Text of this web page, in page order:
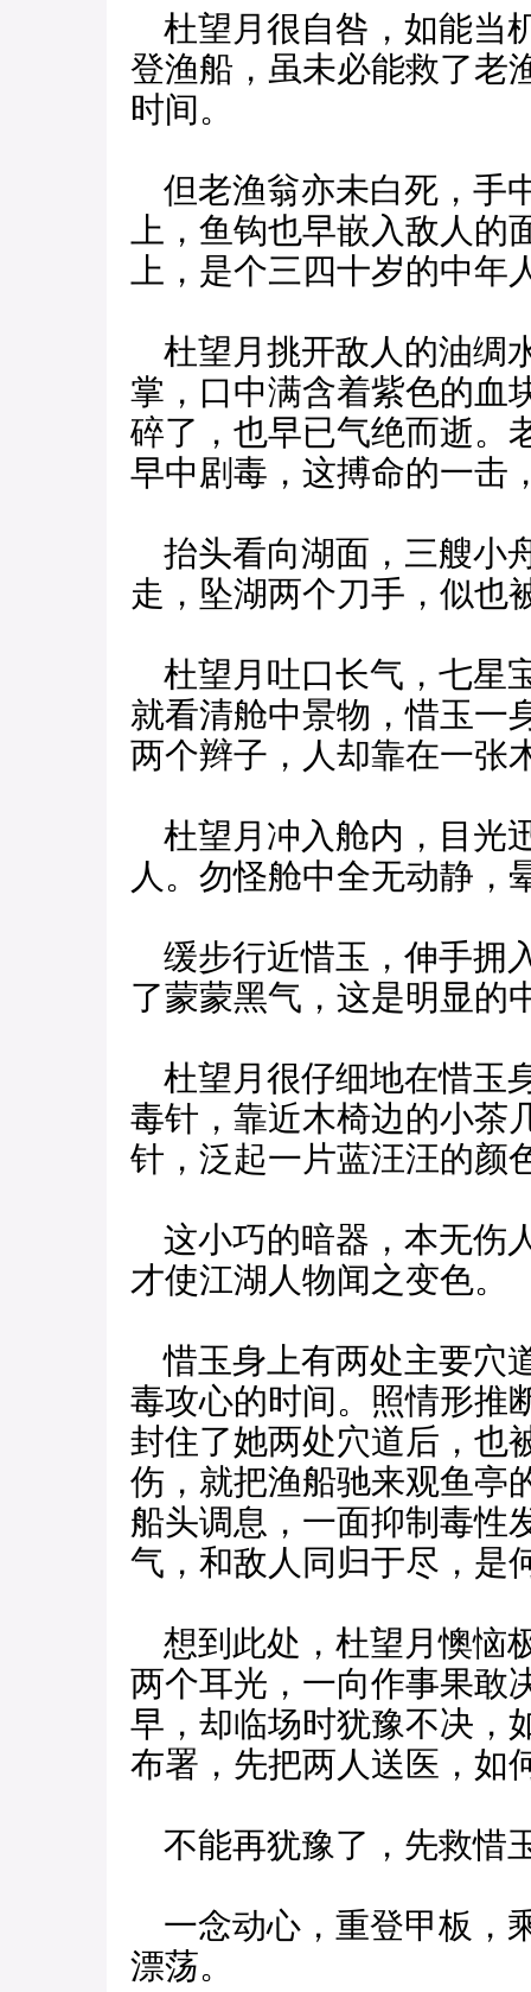
杜望月很自咎，如能当
登渔船，虽未必能救了老
时间。
但老渔翁亦未白死，手
上，鱼钩也早嵌入敌人
上，是个三四十岁的中
杜望月挑开敌人的油绸
掌，口中满含着紫色的血
碎了，也早已气绝而逝。
早中剧毒，这搏命的一击
抬头看向湖面，三艘小
走，坠湖两个刀手，似也
杜望月吐口长气，七星
就看清舱中景物，惜玉一
两个辫子，人却靠在一张
杜望月冲入舱内，目光
人。勿怪舱中全无动静，
缓步行近惜玉，伸手拥
了蒙蒙黑气，这是明显的
杜望月很仔细地在惜玉
毒针，靠近木椅边的小茶
针，泛起一片蓝汪汪的颜
这小巧的暗器，本无伤
才使江湖人物闻之变色。
惜玉身上有两处主要穴
毒攻心的时间。照情形推
封住了她两处穴道后，也
伤，就把渔船驰来观鱼亭
船头调息，一面抑制毒性
气，和敌人同归于尽，是
想到此处，杜望月懊恼
两个耳光，一向作事果敢
早，却临场时犹豫不决，
布署，先把两人送医，如
不能再犹豫了，先救惜
一念动心，重登甲板，
漂荡。